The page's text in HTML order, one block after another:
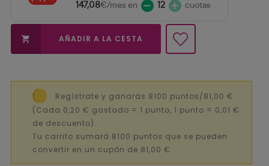
147,08€/mes en 12 cuotas
 AÑADIR A LA CESTA
Regístrate y ganarás 8100 puntos/81,00 €
(Cada 0,20 € gastado = 1 punto, 1 punto = 0,01 €
de descuento).
Tu carrito sumará 8100 puntos que se pueden
convertir en un cupón de 81,00 €.